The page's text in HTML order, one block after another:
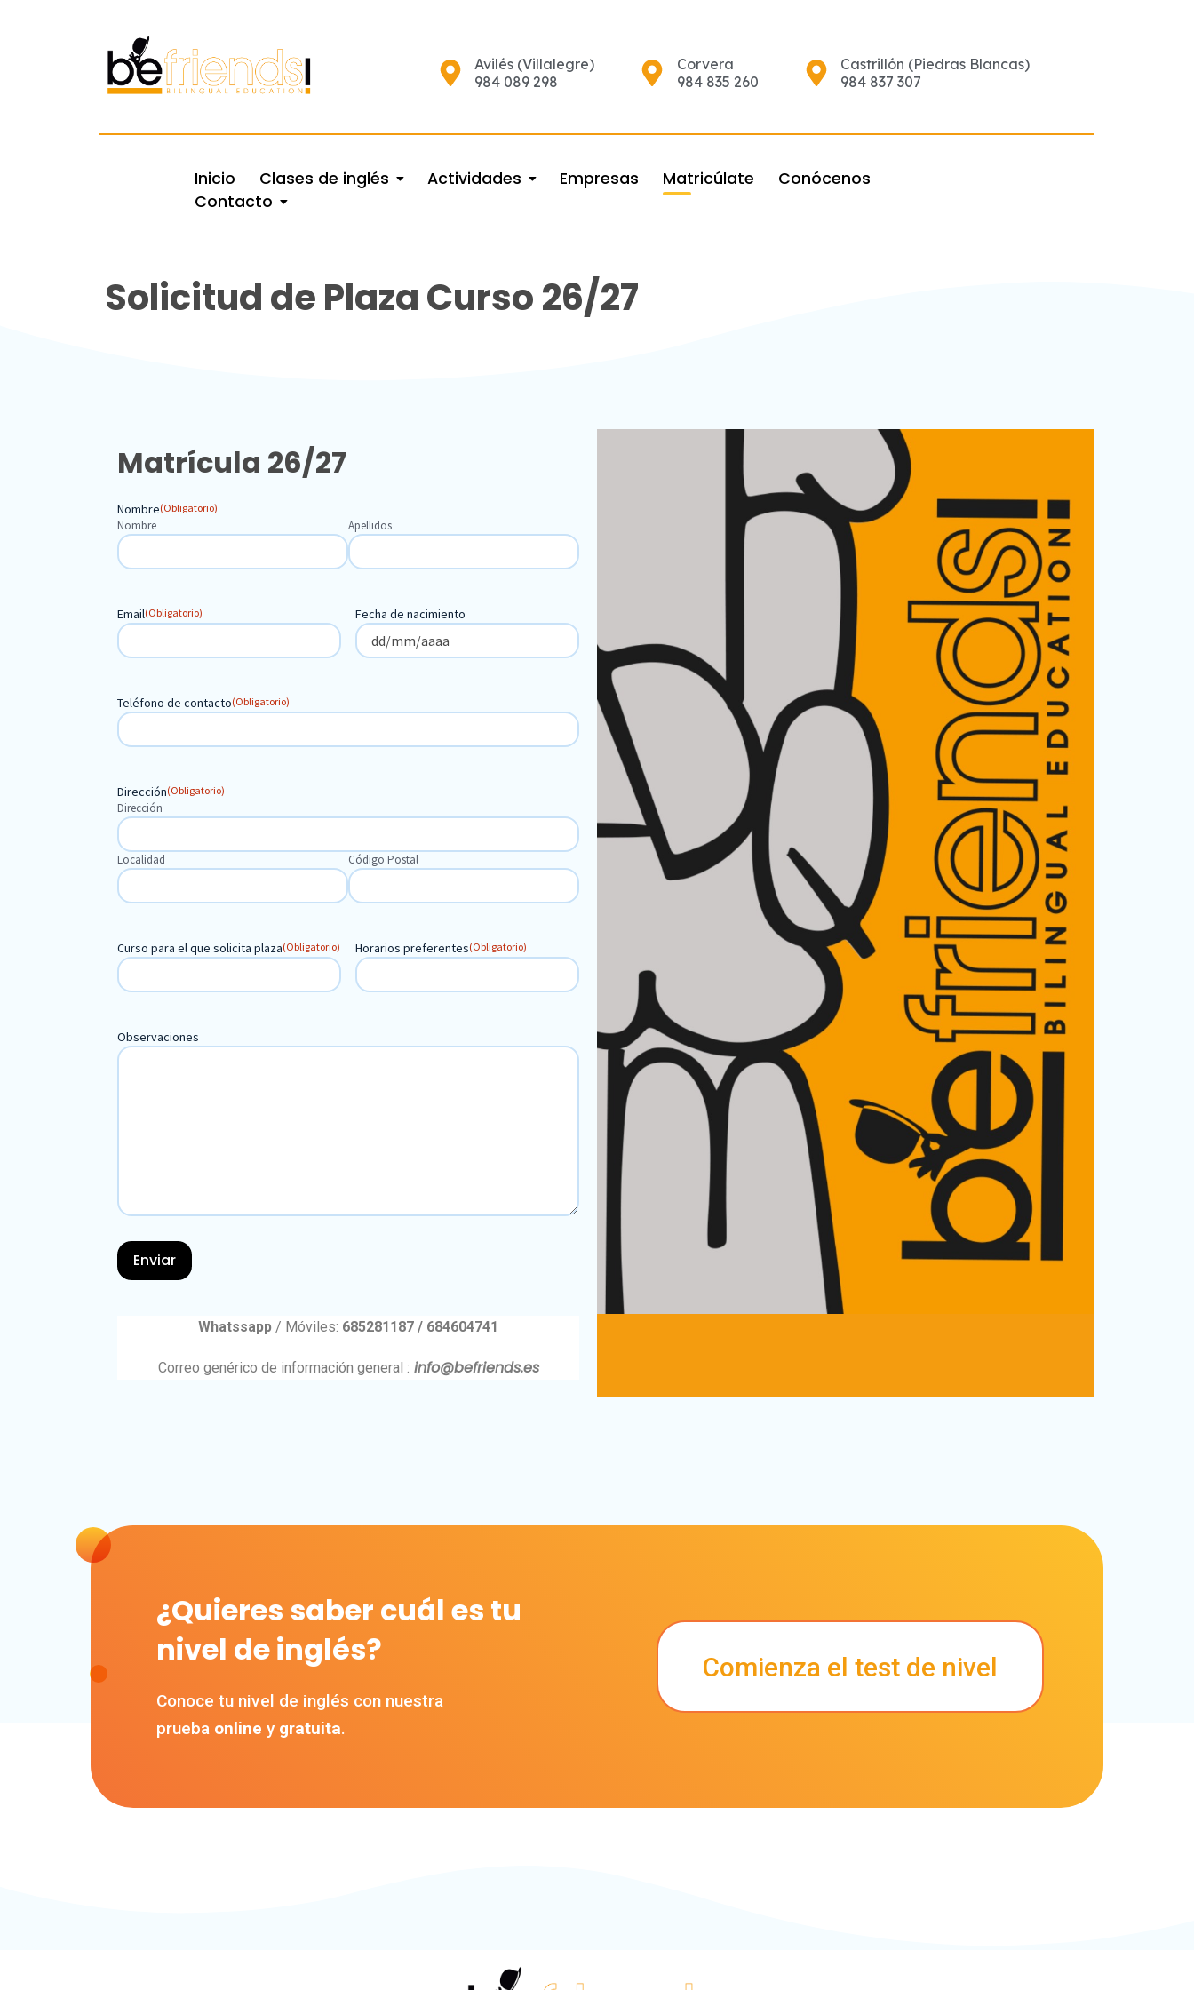
Avilés (Villalegre)
984 089 298
Corvera
984 835 260
Castrillón (Piedras Blancas)
984 837 307
Inicio Clases de inglés Actividades Empresas Matricúlate
Conócenos
Contacto
Solicitud de Plaza Curso 26/27
Matrícula 26/27
Nombre(Obligatorio)
Nombre Apellidos
Email(Obligatorio) Fecha de nacimiento
Teléfono de contacto(Obligatorio)
Dirección(Obligatorio)
Dirección
Localidad Código Postal
Curso para el que solicita plaza(Obligatorio) Horarios preferentes(Obligatorio)
Observaciones
Whatssapp / Móviles: 685281187 / 684604741
Correo genérico de información general : info@befriends.es
¿Quieres saber cuál es tu
nivel de inglés?
Conoce tu nivel de inglés con nuestra
prueba online ygratuita.
Comienza el test de nivel